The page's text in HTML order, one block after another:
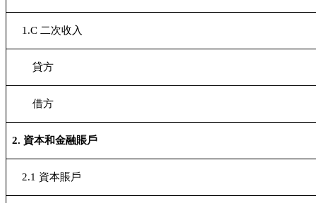
1.C 二次收入
貸方
借方
2. 資本和金融賬戶
2.1 資本賬戶